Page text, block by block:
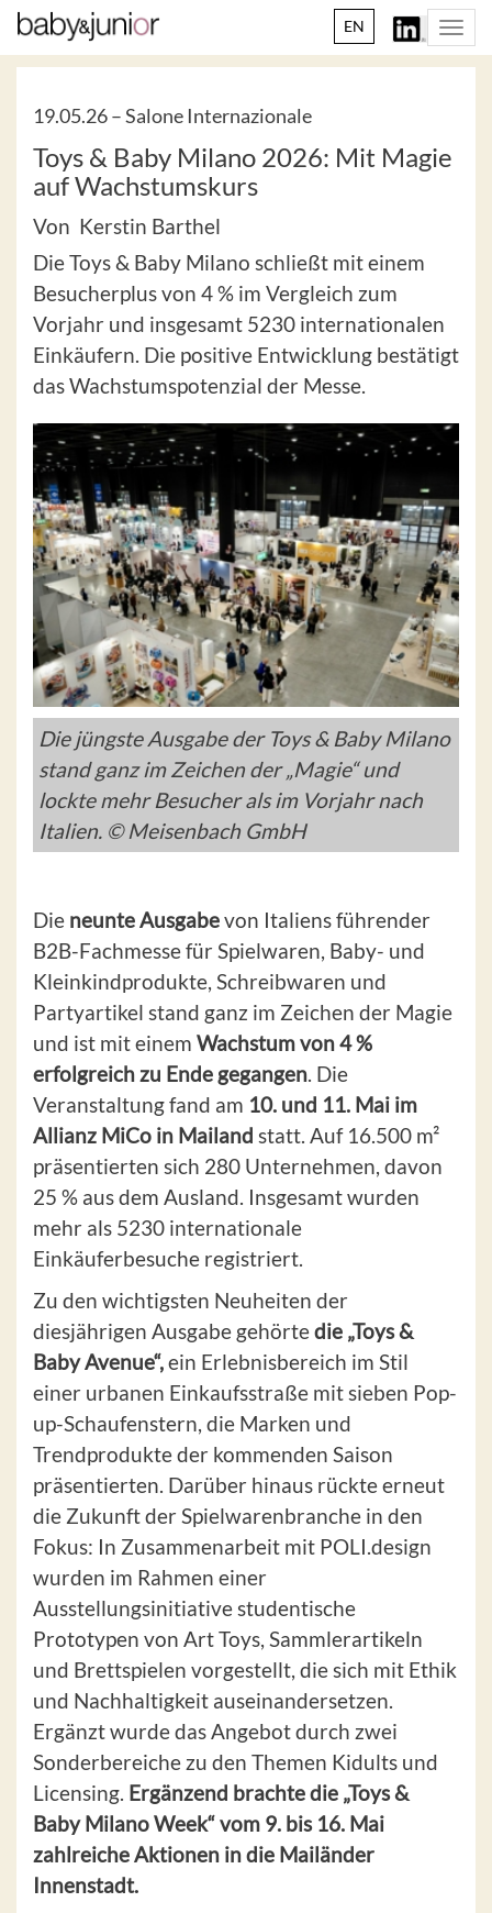
EN
19.05.26 –Salone Internazionale
Toys & Baby Milano 2026: Mit Magie
auf Wachstumskurs
Von Kerstin Barthel
Die Toys & Baby Milano schließt mit einem
Besucherplus von 4 % im Vergleich zum
Vorjahr und insgesamt 5230 internationalen
Einkäufern. Die positive Entwicklung bestätigt
das Wachstumspotenzial der Messe.
Die jüngste Ausgabe der Toys & Baby Milano
stand ganz im Zeichen der „Magie“ und
lockte mehr Besucher als im Vorjahr nach
Italien. © Meisenbach GmbH
Die neunte Ausgabevon Italiens führender
B2B-Fachmesse für Spielwaren, Baby- und
Kleinkindprodukte, Schreibwaren und
Partyartikel stand ganz im Zeichen der Magie
und ist mit einem Wachstum von 4 %
erfolgreich zu Ende gegangen. Die
Veranstaltung fand am 10. und 11. Mai im
Allianz MiCo in Mailand statt. Auf 16.500 m²
präsentierten sich 280 Unternehmen, davon
25 % aus dem Ausland. Insgesamt wurden
mehr als 5230 internationale
Einkäuferbesuche registriert.
Zu den wichtigsten Neuheiten der
diesjährigen Ausgabe gehörtedie „Toys &
Baby Avenue“,ein Erlebnisbereich im Stil
einer urbanen Einkaufsstraße mit sieben Pop-
up-Schaufenstern, die Marken und
Trendprodukte der kommenden Saison
präsentierten. Darüber hinaus rückte erneut
die Zukunft der Spielwarenbranche in den
Fokus: In Zusammenarbeit mit POLI.design
wurden im Rahmen einer
Ausstellungsinitiative studentische
Prototypen von Art Toys, Sammlerartikeln
und Brettspielen vorgestellt, die sich mit Ethik
und Nachhaltigkeit auseinandersetzen.
Ergänzt wurde das Angebot durch zwei
Sonderbereiche zu den Themen Kidults und
Licensing. Ergänzend brachte die „Toys &
Baby Milano Week“ vom 9. bis 16. Mai
zahlreiche Aktionen in die Mailänder
Innenstadt.